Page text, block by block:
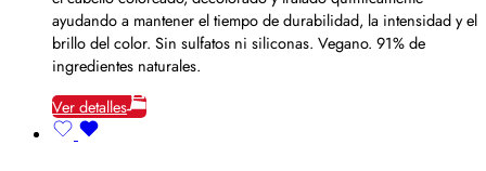
ayudando a mantener el tiempo de durabilidad, la intensidad y el
brillo del color. Sin sulfatos ni siliconas. Vegano. 91% de
ingredientes naturales.
Ver detalles